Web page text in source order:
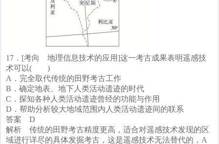
17．[考向 地理信息技术的应用]这一考古成果表明遥感技
术可以( )
A．完全取代传统的田野考古工作
B．确定地表、地下人类活动遗迹的时代
C．探知各种人类活动遗迹曾经的功能与作用
D．帮助分析较大地域范围内人类活动遗迹间的联系
答案 D
解析 传统的田野考古精度更高，适合对遥感技术发现的区
域进行详尽的具体发掘考古，这是遥感技术无法替代的，A